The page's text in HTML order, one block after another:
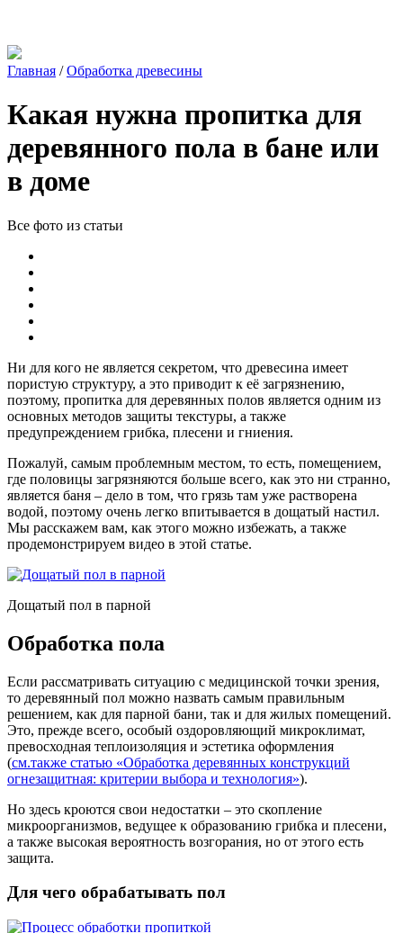
Главная /Обработка древесины
Какая нужна пропитка для
деревянного пола в бане или
в доме
Все фото из статьи
Ни для кого не является секретом, что древесина имеет
пористую структуру, а это приводит к её загрязнению,
поэтому, пропитка для деревянных полов является одним из
основных методов защиты текстуры, а также
предупреждением грибка, плесени и гниения.
Пожалуй, самым проблемным местом, то есть, помещением,
где половицы загрязняются больше всего, как это ни странно,
является баня – дело в том, что грязь там уже растворена
водой, поэтому очень легко впитывается в дощатый настил.
Мы расскажем вам, как этого можно избежать, а также
продемонстрируем видео в этой статье.
Дощатый пол в парной
Обработка пола
Если рассматривать ситуацию с медицинской точки зрения,
то деревянный пол можно назвать самым правильным
решением, как для парной бани, так и для жилых помещений.
Это, прежде всего, особый оздоровляющий микроклимат,
превосходная теплоизоляция и эстетика оформления
(см.также статью «Обработка деревянных конструкций
огнезащитная: критерии выбора и технология»).
Но здесь кроются свои недостатки – это скопление
микроорганизмов, ведущее к образованию грибка и плесени,
а также высокая вероятность возгорания, но от этого есть
защита.
Для чего обрабатывать пол